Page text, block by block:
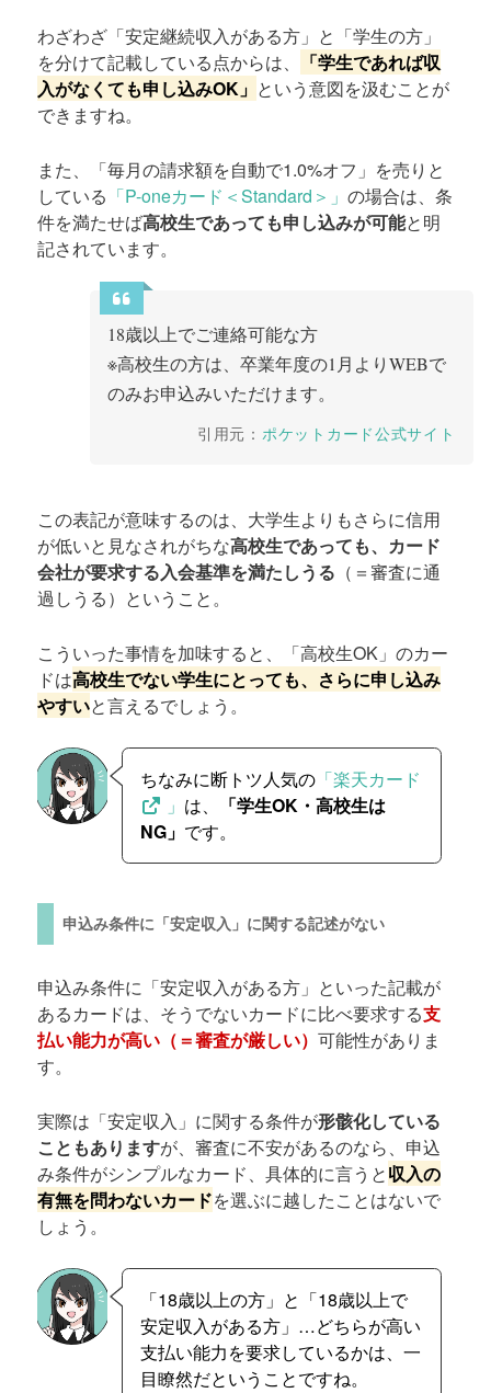
わざわざ「安定継続収入がある方」と「学生の方」
を分けて記載している点からは、
「学生であれば収
入がなくても申し込みOK」 という意図を汲むことが
できますね。
また、「毎月の請求額を自動で1.0%オフ」を売りと
している 「P-oneカード＜Standard＞」の場合は、条
件を満たせば高校生であっても申し込みが可能と明
記されています。
18歳以上でご連絡可能な方
※高校生の方は、卒業年度の1月よりWEBで
のみお申込みいただけます。
引用元： ポケットカード公式サイト
この表記が意味するのは、大学生よりもさらに信用
が低いと見なされがちな高校生であっても、カード
会社が要求する入会基準を満たしうる （＝審査に通
過しうる）ということ。
こういった事情を加味すると、「高校生OK」のカー
ドは高校生でない学生にとっても、さらに申し込み
やすいと言えるでしょう。
ちなみに断トツ人気の「楽天カード
」 は、
「学生OK・高校生は
NG」 です。
申込み条件に「安定収入」に関する記述がない
申込み条件に「安定収入がある方」といった記載が
あるカードは、そうでないカードに比べ要求する支
払い能力が高い（＝審査が厳しい）可能性がありま
す。
実際は「安定収入」に関する条件が形骸化している
こともありますが、審査に不安があるのなら、申込
み条件がシンプルなカード、具体的に言うと収入の
有無を問わないカードを選ぶに越したことはないで
しょう。
「18歳以上の方」と「18歳以上で
安定収入がある方」…どちらが高い
支払い能力を要求しているかは、一
目瞭然だということですね。